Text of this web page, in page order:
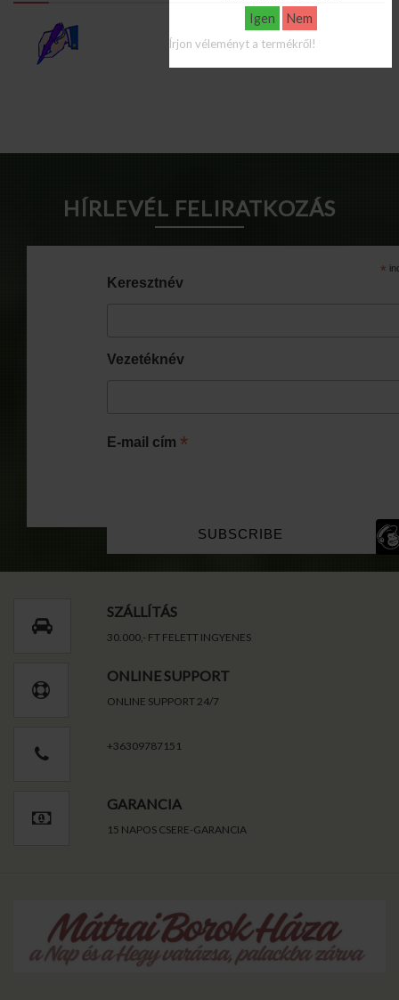
Igen
Nem
Írjon véleményt a termékről!
HÍRLEVÉL FELIRATKOZÁS
*
Keresztnév
Vezetéknév
E-mail cím *
SZÁLLÍTÁS
30.000,- FT FELETT INGYENES
ONLINE SUPPORT
ONLINE SUPPORT 24/7
+36309787151
GARANCIA
15 NAPOS CSERE-GARANCIA